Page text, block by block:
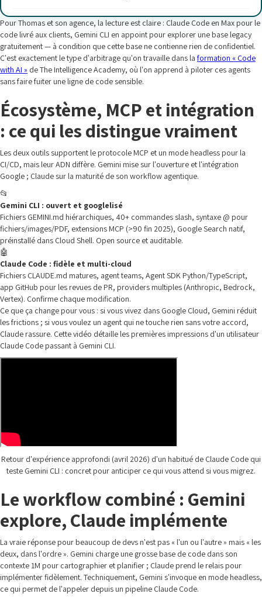
Pour Thomas et son agence, la lecture est claire : Claude Code en Max pour le
code livré aux clients, Gemini CLI en appoint pour explorer une base legacy
gratuitement — à condition que cette base ne contienne rien de confidentiel.
C'est exactement le type d'arbitrage qu'on travaille dans la formation « Code
with AI » de The Intelligence Academy, où l'on apprend à piloter ces agents
sans faire fuiter une ligne de code sensible.
Écosystème, MCP et intégration
: ce qui les distingue vraiment
Les deux outils supportent le protocole MCP et un mode headless pour la
CI/CD, mais leur ADN diffère. Gemini mise sur l'ouverture et l'intégration
Google ; Claude sur la maturité de son workflow agentique.
📂
Gemini CLI : ouvert et googlelisé
Fichiers GEMINI.md hiérarchiques, 40+ commandes slash, syntaxe @ pour
fichiers/images/PDF, extensions MCP (>90 fin 2025), Google Search natif,
préinstallé dans Cloud Shell. Open source et auditable.
🤖
Claude Code : fidèle et multi-cloud
Fichiers CLAUDE.md matures, agent teams, Agent SDK Python/TypeScript,
app GitHub pour les revues de PR, providers multiples (Anthropic, Bedrock,
Vertex). Confirme chaque modification.
Ce que ça change pour vous : si vous vivez dans Google Cloud, Gemini réduit
les frictions ; si vous voulez un agent qui ne touche rien sans votre accord,
Claude rassure. Cette vidéo détaille les premières impressions d'un utilisateur
Claude Code passant à Gemini CLI.
Retour d'expérience approfondi (avril 2026) d'un habitué de Claude Code qui
teste Gemini CLI : concret pour anticiper ce qui vous attend si vous migrez.
Le workflow combiné : Gemini
explore, Claude implémente
La vraie réponse pour beaucoup de devs n'est pas « l'un ou l'autre » mais « les
deux, dans l'ordre ». Gemini charge une grosse base de code dans son
contexte 1M pour cartographier et planifier ; Claude prend le relais pour
implémenter fidèlement. Techniquement, Gemini s'invoque en mode headless,
ce qui permet de l'appeler depuis un pipeline Claude Code.